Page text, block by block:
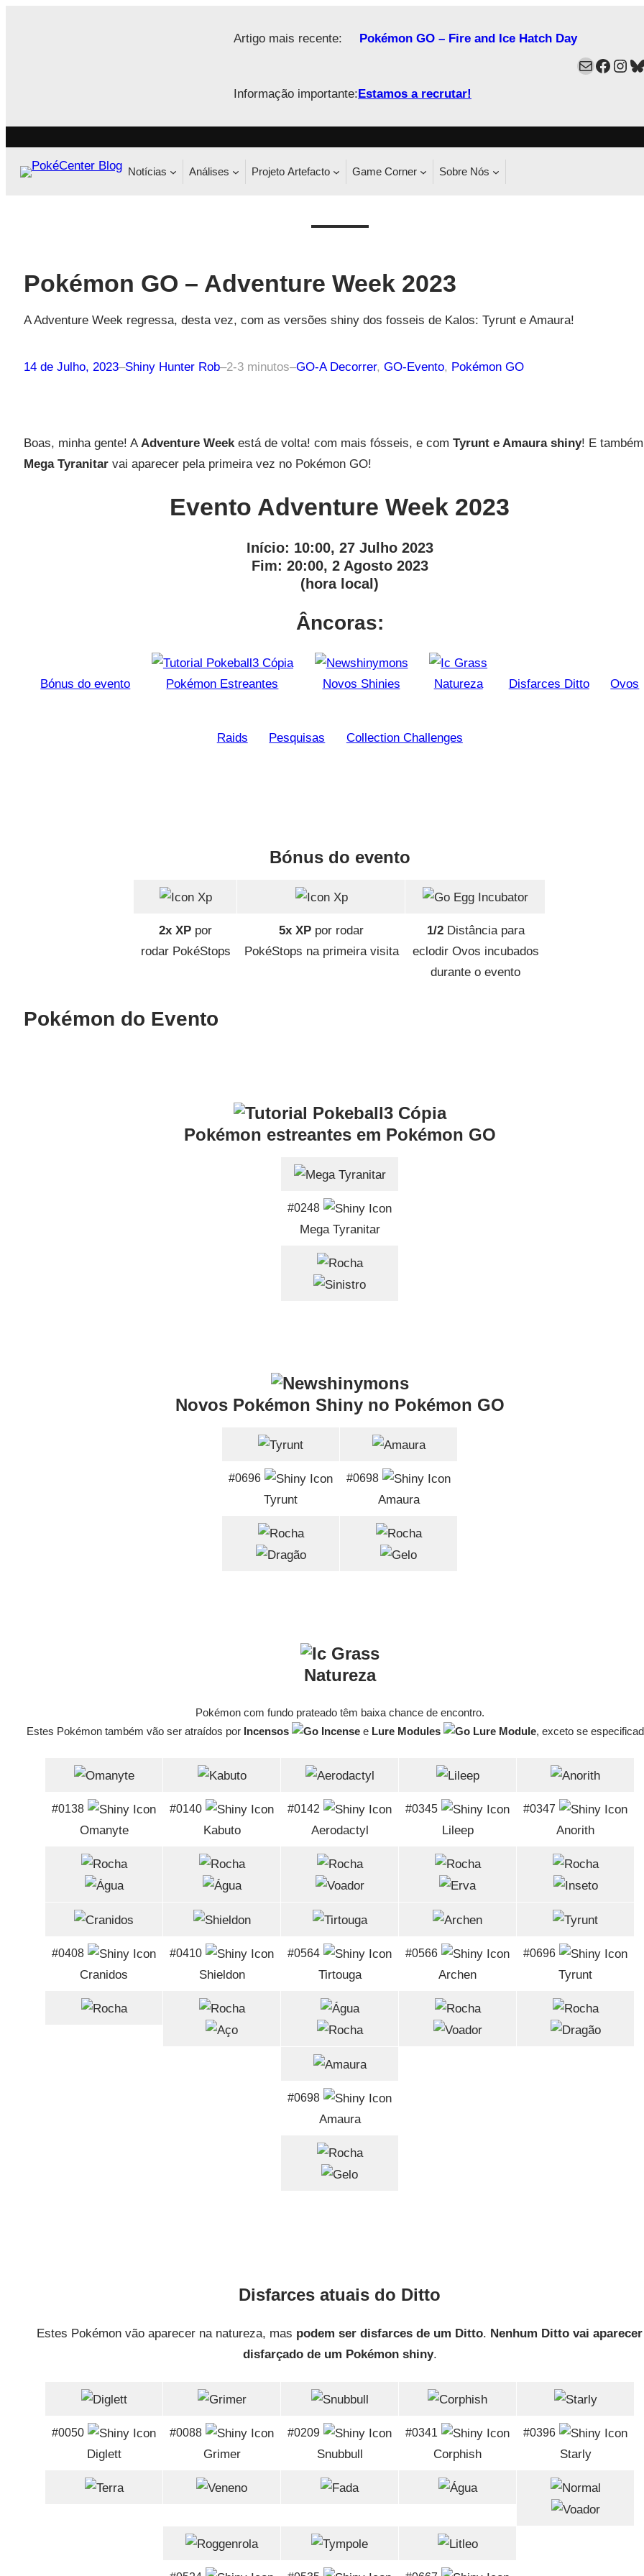
Artigo mais recente: Pokémon GO – Fire and Ice Hatch Day
Informação importante:Estamos a recrutar!
Mail
Notícias Análises Projeto Artefacto Game Corner Sobre Nós
Pokémon GO – Adventure Week 2023
A Adventure Week regressa, desta vez, com as versões shiny dos fosseis de Kalos: Tyrunt e Amaura!
14 de Julho, 2023–Shiny Hunter Rob–2-3 minutos–GO-A Decorrer, GO-Evento, Pokémon GO
Boas, minha gente! AAdventure Week está de volta! com mais fósseis, e com Tyrunt e Amaura shiny! E também
Mega Tyranitarvai aparecer pela primeira vez no Pokémon GO!
Evento Adventure Week 2023
Início: 10:00, 27 Julho 2023
Fim: 20:00, 2 Agosto 2023
(hora local)
Âncoras:
Bónus do evento Pokémon Estreantes Novos Shinies Natureza Disfarces Ditto Ovos
Raids Pesquisas Collection Challenges
Bónus do evento
2x XP por
rodar PokéStops
5x XP por rodar
PokéStops na primeira visita
1/2Distância para
eclodir Ovos incubados
durante o evento
Pokémon do Evento
Pokémon estreantes em Pokémon GO
#0248
Mega Tyranitar
Novos Pokémon Shiny no Pokémon GO
#0696
Tyrunt
#0698
Amaura
Natureza
Pokémon com fundo prateado têm baixa chance de encontro.
Estes Pokémon também vão ser atraídos por Incensos e Lure Modules , exceto se
#0138
Omanyte
#0140
Kabuto
#0142
Aerodactyl
#0345
Lileep
#0347
Anorith
#0408
Cranidos
#0410
Shieldon
#0564
Tirtouga
#0566
Archen
#0696
Tyrunt
#0698
Amaura
Disfarces atuais do Ditto
Estes Pokémon vão aparecer na natureza, mas podem ser disfarces de um Ditto. Nenhum Ditto vai aparecer
disfarçado de um Pokémon shiny.
#0050
Diglett
#0088
Grimer
#0209
Snubbull
#0341
Corphish
#0396
Starly